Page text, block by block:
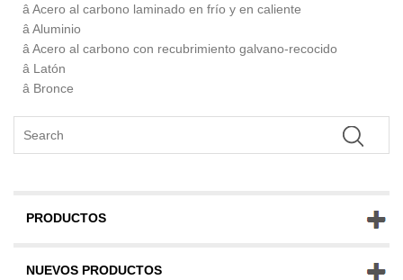
â Acero al carbono laminado en frío y en caliente
â Aluminio
â Acero al carbono con recubrimiento galvano-recocido
â Latón
â Bronce
PRODUCTOS
NUEVOS PRODUCTOS